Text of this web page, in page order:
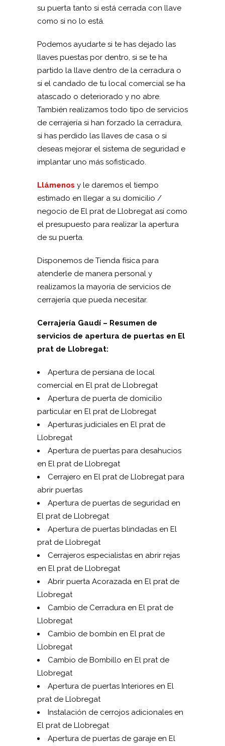
su puerta tanto si está cerrada con llave
como si no lo está.
Podemos ayudarte si te has dejado las
llaves puestas por dentro, si se te ha
partido la llave dentro de la cerradura o
si el candado de tu local comercial se ha
atascado o deteriorado y no abre.
También realizamos todo tipo de servicios
de cerrajería si han forzado la cerradura,
si has perdido las llaves de casa o si
deseas mejorar el sistema de seguridad e
implantar uno más sofisticado.
Llámenos y le daremos el tiempo
estimado en llegar a su domicilio /
negocio de El prat de Llobregat así como
el presupuesto para realizar la apertura
de su puerta.
Disponemos de Tienda física para
atenderle de manera personal y
realizamos la mayoría de servicios de
cerrajería que pueda necesitar.
Cerrajería Gaudí – Resumen de
servicios de apertura de puertas en El
prat de Llobregat:
Apertura de persiana de local
comercial en El prat de Llobregat
Apertura de puerta de domicilio
particular en El prat de Llobregat
Aperturas judiciales en El prat de
Llobregat
Apertura de puertas para desahucios
en El prat de Llobregat
Cerrajero en El prat de Llobregat para
abrir puertas
Apertura de puertas de seguridad en
El prat de Llobregat
Apertura de puertas blindadas en El
prat de Llobregat
Cerrajeros especialistas en abrir rejas
en El prat de Llobregat
Abrir puerta Acorazada en El prat de
Llobregat
Cambio de Cerradura en El prat de
Llobregat
Cambio de bombín en El prat de
Llobregat
Cambio de Bombillo en El prat de
Llobregat
Apertura de puertas Interiores en El
prat de Llobregat
Instalación de cerrojos adicionales en
El prat de Llobregat
Apertura de puertas de garaje en El